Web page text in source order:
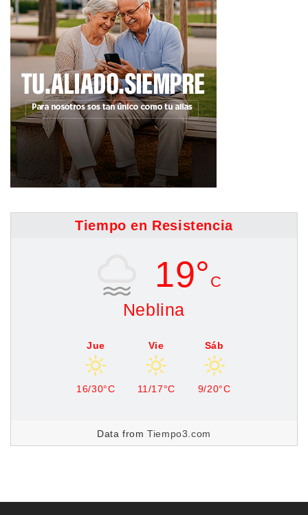
Tiempo en Resistencia
19° C
Neblina
Jue
16/30°C
Vie
11/17°C
Sáb
9/20°C
Data fromTiempo3.com